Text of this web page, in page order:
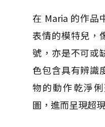
在 Maria 的作品
表情的模特兒，
號，亦是不可或
色包含具有辨識
物的動作乾淨
圖，進而呈現超